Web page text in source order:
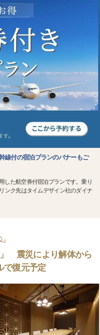
線付の宿泊プランのバナーもご
した航空券付宿泊プランです。乗り
ンク先はタイムデザイン社のダイナ
震災により解体から
で復元予定